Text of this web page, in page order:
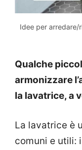
Idee per
Qualche
armonizzare
la lavatrice, a
La lavatrice è
comuni e utili: